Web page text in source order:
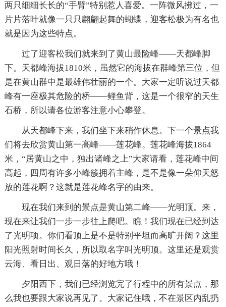
两只细细长长的“手臂”特别惹人喜爱。一阵微风拂过，一
片片落叶就像一只只翩翩起舞的蝴蝶，迎客松极为有名也
就是因为这些特点。
过了迎客松我们就来到了黄山最险峰——天都峰脚
下。天都峰海拔1810米，虽然它的海拔在群峰第三位，但
是在黄山群中是最雄伟壮丽的一个。大家一定听说过天都
峰有一座极其危险的桥——鲤鱼背，这是一个很窄的天生
石桥，所以请各位游客注意小心攀登。
从天都峰下来，我们坐下来稍作休息。下一个景点我
们将去欣赏黄山第一高峰——莲花峰。莲花峰海拔1864
米，“居黄山之中，独出诸峰之上”大家请看，莲花峰中间
高起，四周有许多小峰簇拥着主峰，是不是像一朵仰天怒
放的莲花啊？这就是莲花峰名字的由来。
现在我们来到的景点是黄山第二峰——光明顶。来，
现在来让我们一步一步往上爬吧。瞧！我们现在已经到达
了光明项。你们看顶上是不是特别平坦而高旷开阔？这里
阳光照射时间长久，所以取名字叫光明顶。这里还是观赏
云海、看日出、观日落的好地方哦！
夕阳西下，我们已经浏览完了行程中的所有景点，那
么我也要跟大家说再见了。大家记住哦，不在景区内乱扔